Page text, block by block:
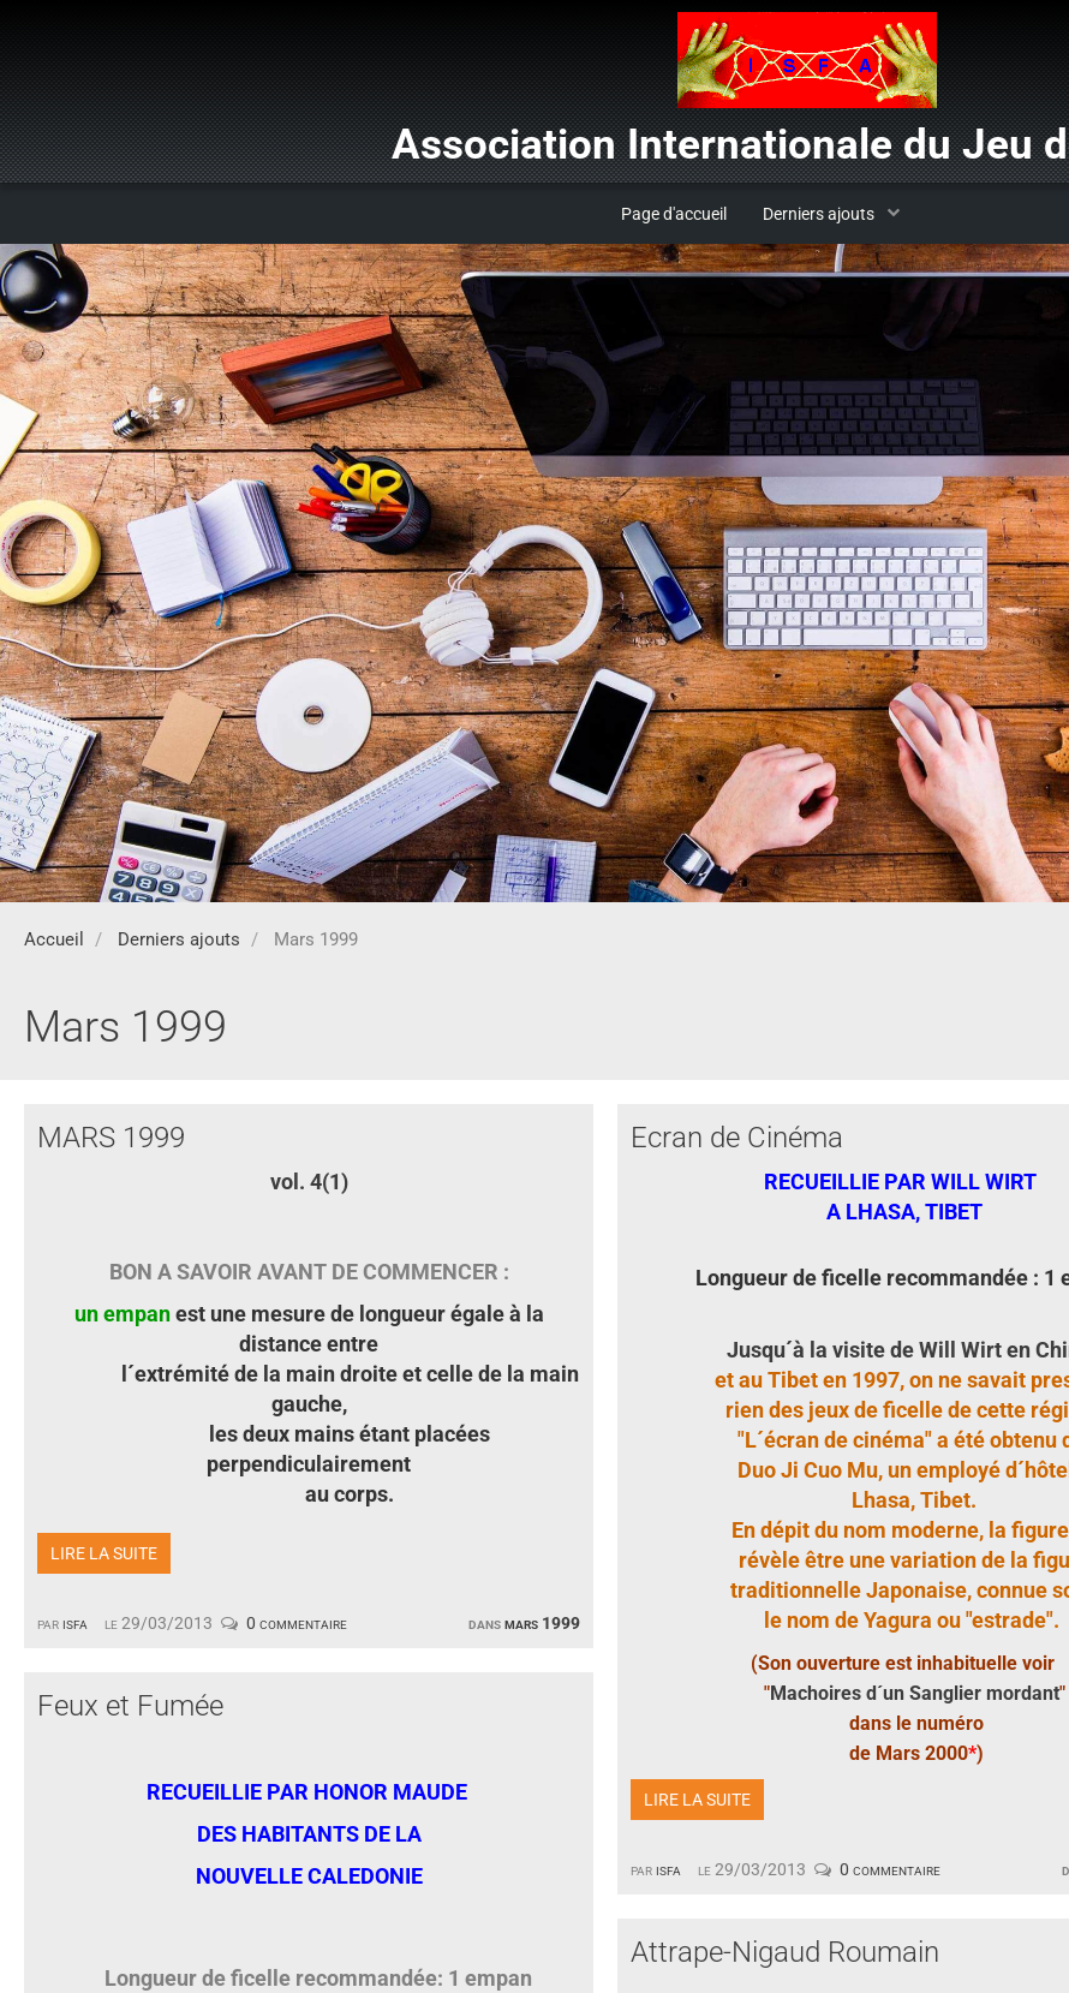
Association Internationale du Jeu
Page d'accueil Derniers ajouts
Accueil Derniers ajouts Mars 1999
Mars 1999
MARS 1999
par isfa le 29/03/2013 dansmars 1999
0 commentaire
vol. 4(1)
BON A SAVOIR AVANT DE COMMENCER :
un empanest une mesure de longueur égale à la
distance entre
l´extrémité de la main droite et celle de la main
gauche,
les deux mains étant placées
perpendiculairement
au corps.
LIRE LA SUITE
Ecran de Cinéma
par isfa le 29/03/2013 0 commentaire
RECUEILLIE PAR WILL WIRT
A LHASA, TIBET
Longueur de ficelle recommandée : 1
Jusqu´à la visite de Will Wirt en
et au Tibet en 1997, on ne savait
rien des jeux de ficelle de cette
"L´écran de cinéma" a été obtenu
Duo Ji Cuo Mu, un employé
Lhasa, Tibet.
En dépit du nom moderne, la
révèle être une variation de la
traditionnelle Japonaise, connue
le nom de Yagura ou "estrade".
(Son ouverture est inhabituelle voir
"Machoires d´un Sanglier mordant"
dans le numéro
de Mars 2000*)
LIRE LA SUITE
Feux et Fumée
RECUEILLIE PAR HONOR MAUDE
DES HABITANTS DE LA
NOUVELLE CALEDONIE
Longueur de ficelle recommandée: 1 empan
Attrape-Nigaud Roumain